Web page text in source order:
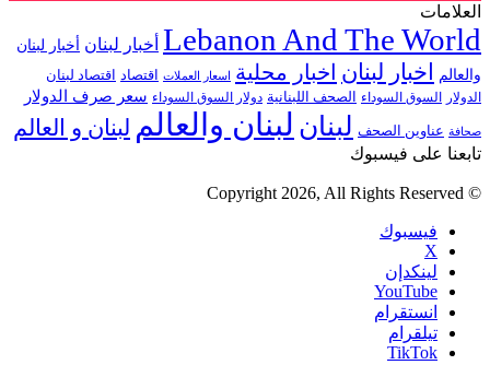
العلامات
Lebanon And The World أخبار لبنان أخبار لبنان
والعالم
اخبار لبنان اخبار محلية اسعار العملات اقتصاد اقتصاد لبنان
الدولار السوق السوداء الصحف اللبنانية دولار السوق السوداء سعر صرف الدولار
صحافة عناوين الصحف لبنان لبنان والعالم لبنان و العالم
تابعنا على فيسبوك
© Copyright 2026, All Rights Reserved
فيسبوك
‫X
لينكدإن
‫YouTube
انستقرام
تيلقرام
‫TikTok